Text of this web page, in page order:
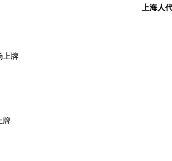
上海人
上牌
牌